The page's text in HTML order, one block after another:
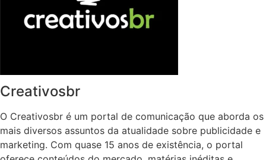
Creativosbr
O Creativosbr é um portal de comunicação que aborda os
mais diversos assuntos da atualidade sobre publicidade e
marketing. Com quase 15 anos de existência, o portal